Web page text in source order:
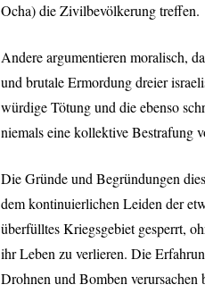
Ocha) die Zivilbevölkerung treffen.
Andere argumentieren moralisch,
und brutale Ermordung dreier
würdige Tötung und die ebenso
niemals eine kollektive Bestrafung
Die Gründe und Begründungen
dem kontinuierlichen Leiden der
überfülltes Kriegsgebiet gesperrt,
ihr Leben zu verlieren. Die
Drohnen und Bomben verursachen